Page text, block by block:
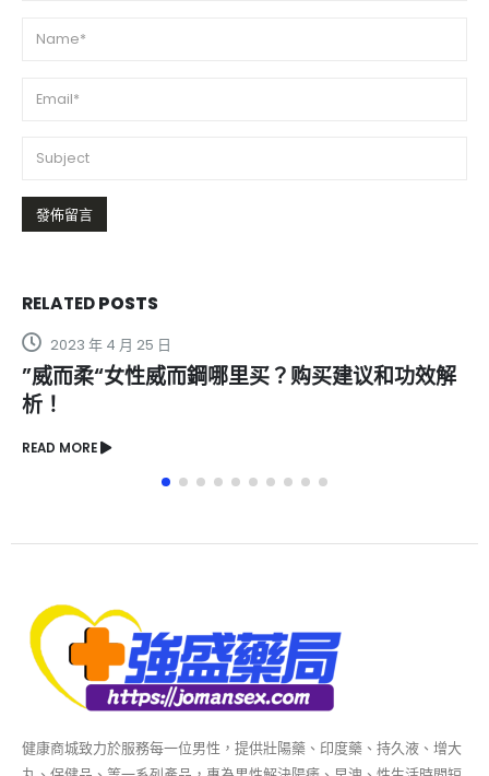
RELATEDPOSTS
建议和功效解 綠騎士持久液真能有效解決男性
健康商城致力於服務每一位男性，提供壯陽藥、印度藥、持久液、增大
丸、保健品、等一系列產品，專為男性解決陽痿、早洩、性生活時間短